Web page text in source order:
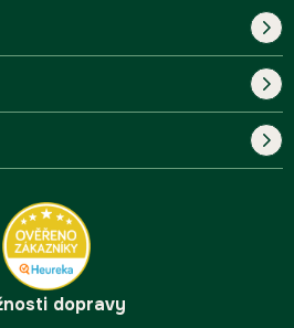
dopravy